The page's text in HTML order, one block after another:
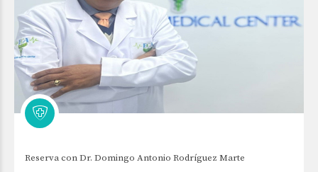
Reserva con Dr. Domingo Antonio Rodríguez Marte